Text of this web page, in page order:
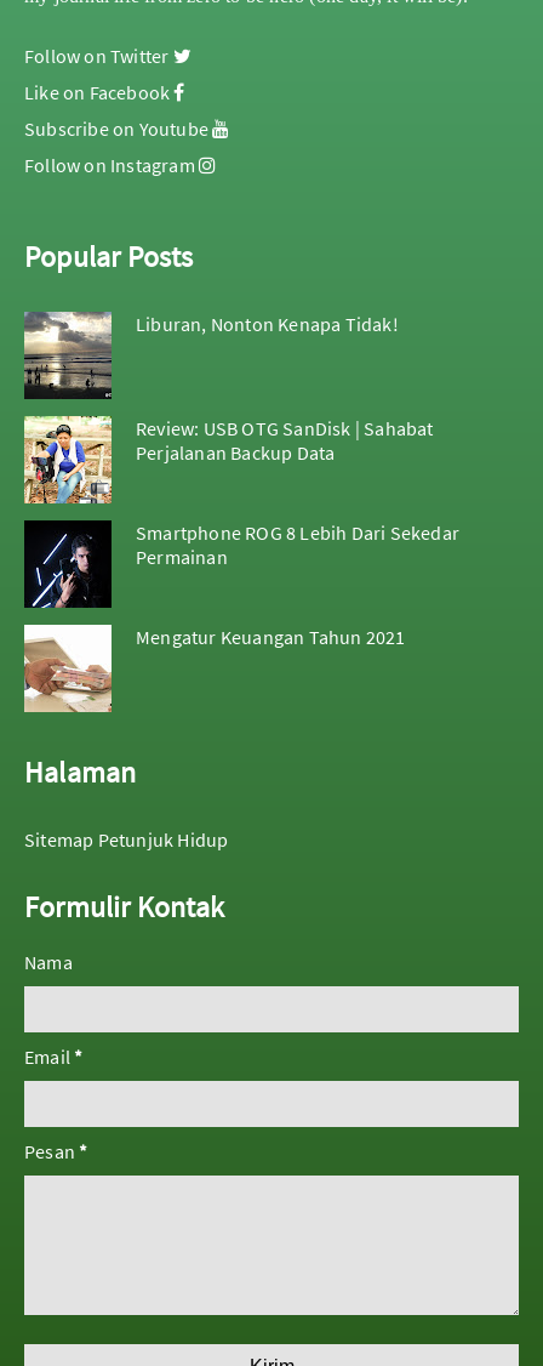
Follow on Twitter
Like on Facebook
Subscribe on Youtube
Follow on Instagram
Popular Posts
Liburan, Nonton Kenapa Tidak!
Review: USB OTG SanDisk | Sahabat
Perjalanan Backup Data
Smartphone ROG 8 Lebih Dari Sekedar
Permainan
Mengatur Keuangan Tahun 2021
Halaman
Sitemap Petunjuk Hidup
Formulir Kontak
Nama
Email *
Pesan *